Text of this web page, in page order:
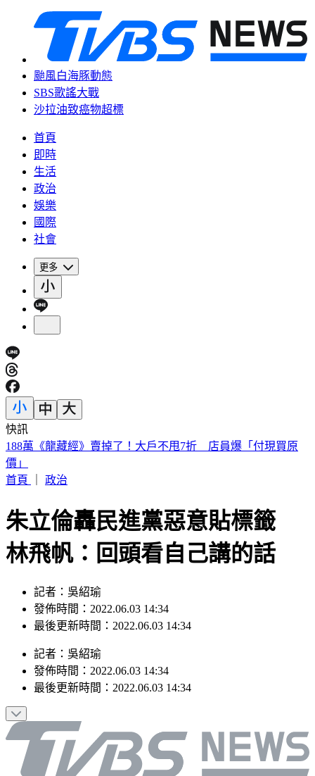
颱風白海豚動態
SBS歌謠大戰
沙拉油致癌物超標
首頁
即時
生活
政治
娛樂
國際
社會
更多
快訊
美股開盤／聯準會升息疑慮意外減緩！標普、那指「雙開高」
首頁
朱立倫轟民進黨惡意貼標籤
林飛帆：回頭看自己講的話
發佈時間：2022.06.03 14:34
最後更新時間：2022.06.03 14:34
發佈時間：2022.06.03 14:34
最後更新時間：2022.06.03 14:34